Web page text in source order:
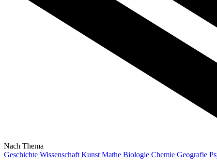
Nach Thema
Geschichte Wissenschaft Kunst Mathe Biologie Chemie Geografie